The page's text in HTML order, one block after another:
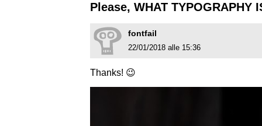
Please, WHAT TYPOGRAPHY
fontfail
22/01/2018 alle 15:36
Thanks! 😉